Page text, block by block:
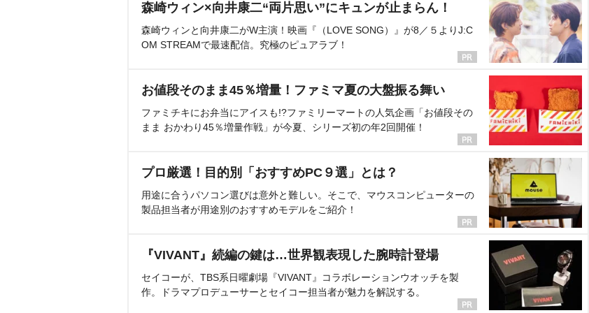
森崎ウィン×向井康二“両片思い”にキュンが止まらん！
森崎ウィンと向井康二がW主演！映画『（LOVE SONG）』が8／５よりJ:C
OM STREAMで最速配信。究極のピュアラブ！
お値段そのまま45％増量！ファミマ夏の大盤振る舞い
ファミチキにお弁当にアイスも!?ファミリーマートの人気企画「お値段その
まま おかわり45％増量作戦」が今夏、シリーズ初の年2回開催！
プロ厳選！目的別「おすすめPC９選」とは？
用途に合うパソコン選びは意外と難しい。そこで、マウスコンピューターの
製品担当者が用途別のおすすめモデルをご紹介！
『VIVANT』続編の鍵は…世界観表現した腕時計登場
セイコーが、TBS系日曜劇場『VIVANT』コラボレーションウオッチを製
作。ドラマプロデューサーとセイコー担当者が魅力を解説する。